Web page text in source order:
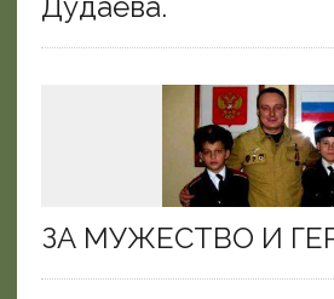
ЗА МУЖЕСТВО И